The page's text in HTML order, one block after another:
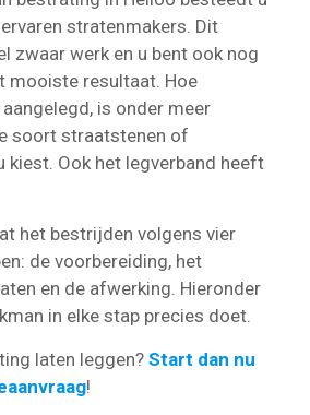
stratenmakers. Dit
zwaar werk en u bent ook nog
mooiste resultaat. Hoe
is onder meer
soort straatstenen of
kiest. Ook het legverband heeft
het bestrijden volgens vier
de voorbereiding, het
en de afwerking. Hieronder
in elke stap precies doet.
laten leggen? Start dan nu
!